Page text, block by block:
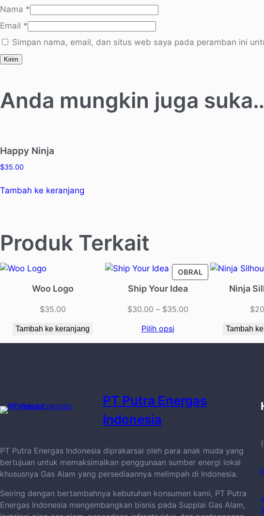
Nama *
Email *
Simpan nama, email, dan situs web saya pada peramban ini
Anda mungkin juga
Happy Ninja
$35.00
Tambah ke keranjang
Produk Terkait
Woo Logo
$35.00
Tambah ke keranjang
OBRAL PRODUCT
Ship Your Idea
$30.00 – $35.00
Pilih opsi
Ninja
$
Tambah
PT Putra Energas
Indonesia
PT Putra Energas Indonesia diprakarsai oleh para anak muda yang
bertujuan untuk memaksimalkan penggunaan sumber energi lokal
khususnya Gas Alam yang persediaannya melimpah di Indonesia.
Seiring dengan bertambahnya kebutuhan konsumen kami, PT Putra
Energas Indonesia mengembangkan bisnis pada Supplai Gas Alam,